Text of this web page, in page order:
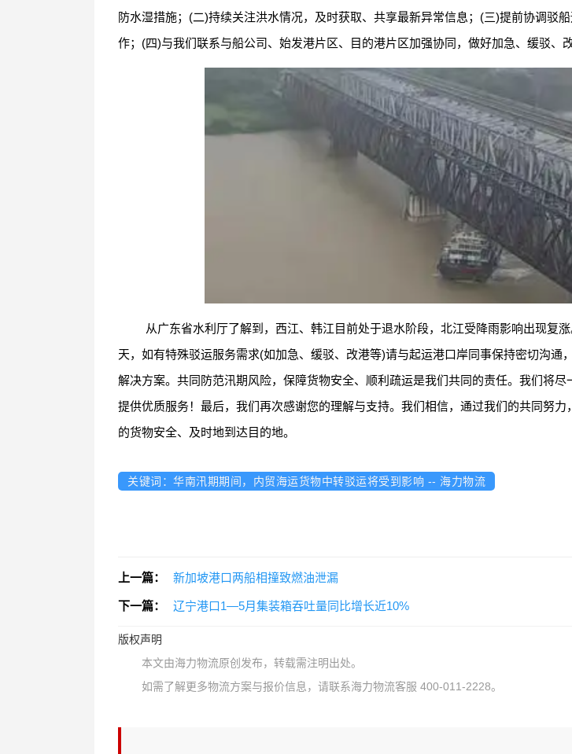
防水湿措施；(二)持续关注洪水情况，及时获取、共享最新异常信息；(三)提前协调驳
作；(四)与我们联系与船公司、始发港片区、目的港片区加强协同，做好加急、缓驳、改
从广东省水利厅了解到，西江、韩江目前处于退水阶段，北江受降雨影响出现复
天，如有特殊驳运服务需求(如加急、缓驳、改港等)请与起运港口岸同事保持密切沟通
解决方案。共同防范汛期风险，保障货物安全、顺利疏运是我们共同的责任。我们将
提供优质服务！最后，我们再次感谢您的理解与支持。我们相信，通过我们的共同努
的货物安全、及时地到达目的地。
关键词：华南汛期期间，内贸海运货物中转驳运将受到影响 -- 海力物流
上一篇： 新加坡港口两船相撞致燃油泄漏
下一篇： 辽宁港口1—5月集装箱吞吐量同比增长近10%
版权声明
本文由海力物流原创发布，转载需注明出处。
如需了解更多物流方案与报价信息，请联系海力物流客服 400-011-2228。